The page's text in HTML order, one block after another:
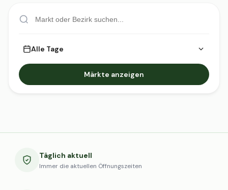
Alle Tage
Märkte anzeigen
Täglich aktuell
Immer die aktuellen Öffnungszeiten